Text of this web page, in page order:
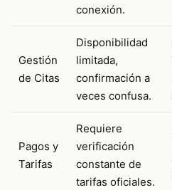
conexión.
Gestión
de Citas
Disponibilidad
limitada,
confirmación a
veces confusa.
Pagos y
Tarifas
Requiere
verificación
constante de
tarifas oficiales.